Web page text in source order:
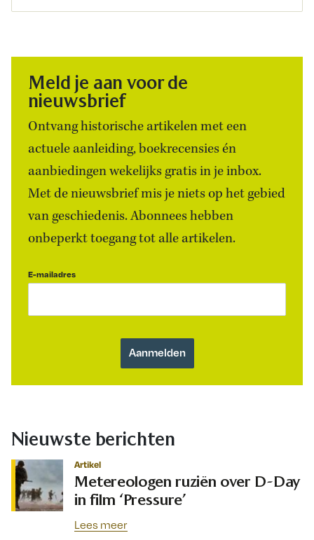
Meld je aan voor de
nieuwsbrief
Ontvang historische artikelen met een
actuele aanleiding, boekrecensies én
aanbiedingen wekelijks gratis in je inbox.
Met de nieuwsbrief mis je niets op het gebied
van geschiedenis. Abonnees hebben
onbeperkt toegang tot alle artikelen.
E-mailadres
Nieuwste berichten
Artikel
Metereologen ruziën over D-Day
in film ‘Pressure’
Lees meer